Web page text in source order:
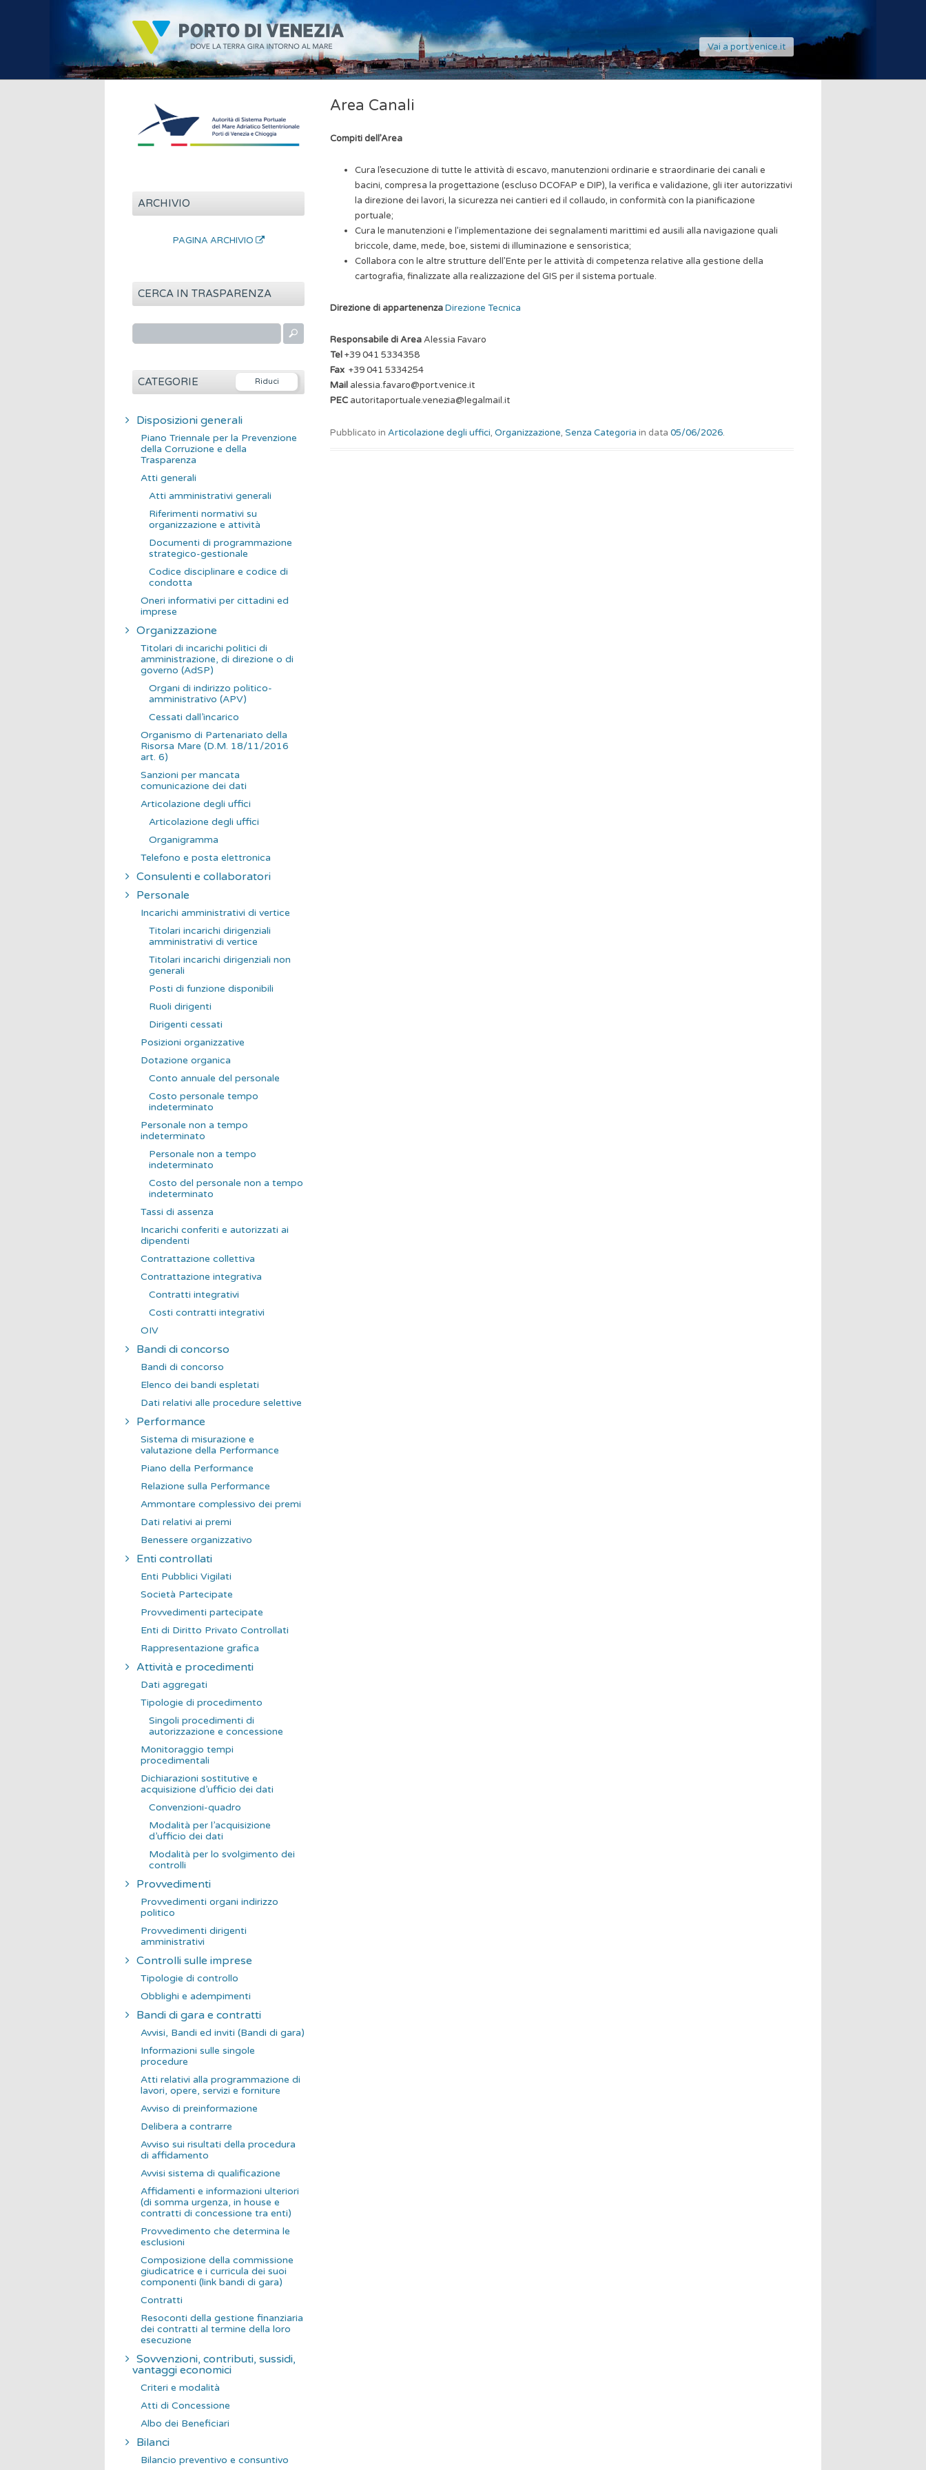
Vai a port.venice.it
Area Canali
Compiti dell’Area
Cura l’esecuzione di tutte le attività di escavo, manutenzioni ordinarie e straordinarie dei canali e
bacini, compresa la progettazione (escluso DCOFAP e DIP), la verifica e validazione, gli iter autorizzativi
la direzione dei lavori, la sicurezza nei cantieri ed il collaudo, in conformità con la pianificazione
portuale;
Cura le manutenzioni e l’implementazione dei segnalamenti marittimi ed ausili alla navigazione quali
briccole, dame, mede, boe, sistemi di illuminazione e sensoristica;
Collabora con le altre strutture dell’Ente per le attività di competenza relative alla gestione della
cartografia, finalizzate alla realizzazione del GIS per il sistema portuale.
Direzione di appartenenzaDirezione Tecnica
Responsabile di AreaAlessia Favaro
Tel+39 041 5334358
Fax +39 041 5334254
Mail alessia.favaro@port.venice.it
PEC autoritaportuale.venezia@legalmail.it
Pubblicato in Articolazione degli uffici, Organizzazione, Senza Categoria in data 05/06/2026.
ARCHIVIO
PAGINA ARCHIVIO
CERCA IN TRASPARENZA
r
CATEGORIE
Disposizioni generali
Piano Triennale per la Prevenzione
della Corruzione e della
Trasparenza
Atti generali
Atti amministrativi generali
Riferimenti normativi su
organizzazione e attività
Documenti di programmazione
strategico-gestionale
Codice disciplinare e codice di
condotta
Oneri informativi per cittadini ed
imprese
Organizzazione
Titolari di incarichi politici di
amministrazione, di direzione o di
governo (AdSP)
Organi di indirizzo politico-
amministrativo (APV)
Cessati dall’incarico
Organismo di Partenariato della
Risorsa Mare (D.M. 18/11/2016
art. 6)
Sanzioni per mancata
comunicazione dei dati
Articolazione degli uffici
Articolazione degli uffici
Organigramma
Telefono e posta elettronica
Consulenti e collaboratori
Personale
Incarichi amministrativi di vertice
Titolari incarichi dirigenziali
amministrativi di vertice
Titolari incarichi dirigenziali non
generali
Posti di funzione disponibili
Ruoli dirigenti
Dirigenti cessati
Posizioni organizzative
Dotazione organica
Conto annuale del personale
Costo personale tempo
indeterminato
Personale non a tempo
indeterminato
Personale non a tempo
indeterminato
Costo del personale non a tempo
indeterminato
Tassi di assenza
Incarichi conferiti e autorizzati ai
dipendenti
Contrattazione collettiva
Contrattazione integrativa
Contratti integrativi
Costi contratti integrativi
OIV
Bandi di concorso
Bandi di concorso
Elenco dei bandi espletati
Dati relativi alle procedure selettive
Performance
Sistema di misurazione e
valutazione della Performance
Piano della Performance
Relazione sulla Performance
Ammontare complessivo dei premi
Dati relativi ai premi
Benessere organizzativo
Enti controllati
Enti Pubblici Vigilati
Società Partecipate
Provvedimenti partecipate
Enti di Diritto Privato Controllati
Rappresentazione grafica
Attività e procedimenti
Dati aggregati
Tipologie di procedimento
Singoli procedimenti di
autorizzazione e concessione
Monitoraggio tempi
procedimentali
Dichiarazioni sostitutive e
acquisizione d’ufficio dei dati
Convenzioni-quadro
Modalità per l’acquisizione
d’ufficio dei dati
Modalità per lo svolgimento dei
controlli
Provvedimenti
Provvedimenti organi indirizzo
politico
Provvedimenti dirigenti
amministrativi
Controlli sulle imprese
Tipologie di controllo
Obblighi e adempimenti
Bandi di gara e contratti
Avvisi, Bandi ed inviti (Bandi di gara)
Informazioni sulle singole
procedure
Atti relativi alla programmazione di
lavori, opere, servizi e forniture
Avviso di preinformazione
Delibera a contrarre
Avviso sui risultati della procedura
di affidamento
Avvisi sistema di qualificazione
Affidamenti e informazioni ulteriori
(di somma urgenza, in house e
contratti di concessione tra enti)
Provvedimento che determina le
esclusioni
Composizione della commissione
giudicatrice e i curricula dei suoi
componenti (link bandi di gara)
Contratti
Resoconti della gestione finanziaria
dei contratti al termine della loro
esecuzione
Sovvenzioni, contributi, sussidi,
vantaggi economici
Criteri e modalità
Atti di Concessione
Albo dei Beneficiari
Bilanci
Bilancio preventivo e consuntivo